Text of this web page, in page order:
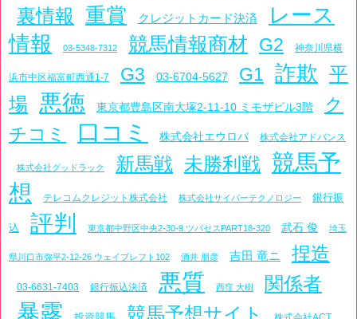
裏情報 重賞 クレジットカード決済
レース
情報
03-5348-7312 競馬情報商材 G2 神奈川県横
浜市中区福富町西通1-7 G3 03-6704-5627 G1 詐欺 平
場 悪徳 東京都豊島区南大塚2-11-10 ミモザビル3階
ク
チコミ
口コミ 株式会社エウロパ 株式会社アドバンス
株式会社グッドラック 新馬戦 未勝利戦 競馬予
想
テレコムクレジット株式会社 株式会社サイバーテクノロジー 銀行振
込 評判 東京都中野区中央2-30-9 ツバセスPART18-320 武石 俊 埼玉
県川口市弥平2-12-26 ウェイブレフト102 酒井 朋彦 吉田 竜ニ 捏造
03-6631-7403 銀行振込決済 悪質 西窪 大樹 関係者
暴露 競馬予想サイト